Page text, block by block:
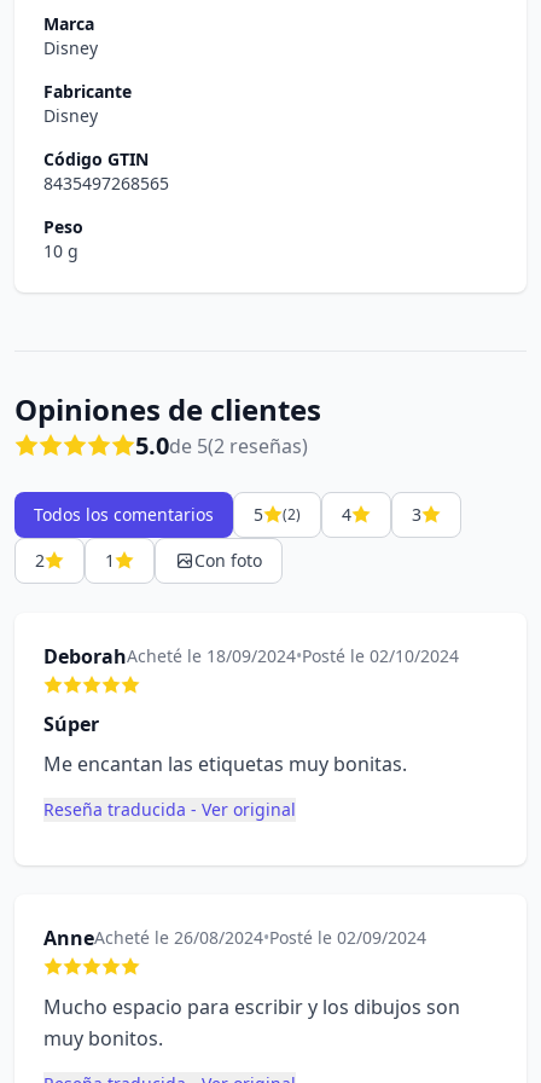
Marca
Disney
Fabricante
Disney
Código GTIN
8435497268565
Peso
10 g
Opiniones de clientes
5.0de 5(2 reseñas)
Todos los comentarios 5 (2) 4
3
2
1 Con foto
DeborahAcheté le 18/09/2024•Posté le 02/10/2024
Súper
Me encantan las etiquetas muy bonitas.
Reseña traducida - Ver original
AnneAcheté le 26/08/2024•Posté le 02/09/2024
Mucho espacio para escribir y los dibujos son
muy bonitos.